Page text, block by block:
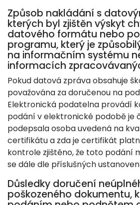
Způsob nakládání s
kterých byl zjištěn výskyt
datového formátu nebo
programu, který je
na informačním systému
informacích
Pokud datová zpráva obsahuje
považována za doručenou na
Elektronická podatelna provádí
podání v elektronické podobě je
podepsala osoba uvedená na
certifikátu a zda je certifikát
kontrole zjištěno, že toto podání
se dále dle příslušných
Důsledky doručení
poškozeného dokumentu,